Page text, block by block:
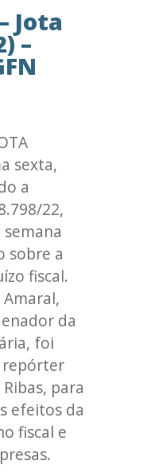
Jota
–
sexta,
a
22,
sobre a
fiscal.
da
foi
repórter
para
efeitos da
fiscal e